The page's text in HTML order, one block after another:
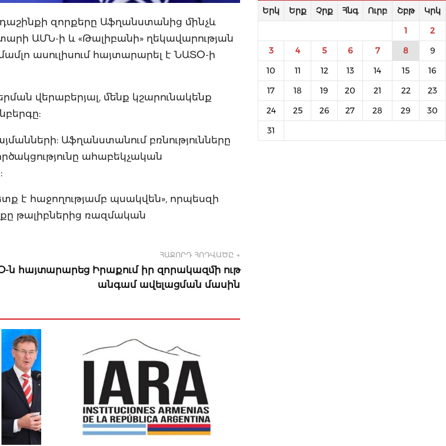
զորքերը Աֆղանստանից մինչև
տարի ԱՄՆ-ի և «Թալիբանի» ղեկավարության
ասուլիսում հայտարարել է ՆԱՏՕ-ի
վերաբերյալ, մենք կշարունակենք
Աֆղանստանում բռնությունները
ահաբեկչական
է հաջողությամբ պսակվեն», որպեսզի
թալիբներից ռազմական
ՀԱՋՈՐԴ ՀՈԴՎԱԾԸ →
ն հայտարարեց Իրաքում իր զորակազմի ութ
անգամ ավելացման մասին
Երկ Երք Չրք Հնգ Ուրբ Շբթ Կրկ
1 2
3 4 5 6 7 8 9
10 11 12 13 14 15 16
17 18 19 20 21 22 23
24 25 26 27 28 29 30
31